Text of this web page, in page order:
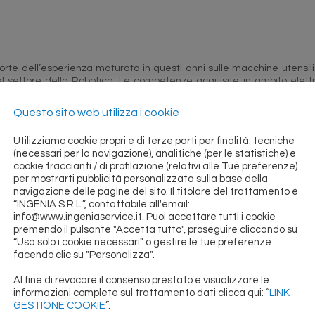
dell’esperienza maturata in questi anni sulle macchine
settore della Robotica. Le competenze acquisite in ambito
di poter realizzare Isole Robotizzate chiavi in mano
e certificazione impianto. La nostra approfondita conoscenza
efficientemente i robot con i CNC di tutti i principali
ECS, SELCA ecc.). Di non ultima importanza l’aspetto
di intervenire con tempestività e di pianificare interventi di
al servizio dei tuoi impianti robotizzati e macchine utensili.
macchine utensili per carico/scarico componenti
piegatrici, ecc)
Questo sito web utilizza i cookie
Utilizziamo cookie propri e di terze parti per finalità: tecniche
(necessari per la navigazione), analitiche (per le statistiche) e
cookie traccianti / di profilazione (relativi alle Tue preferenze)
per mostrarti pubblicità personalizzata sulla base della
navigazione delle pagine del sito. Il titolare del trattamento è
“INGENIA S.R.L.”, contattabile all'email:
info@www.ingeniaservice.it. Puoi accettare tutti i cookie
premendo il pulsante "Accetta tutto", proseguire cliccando su
“Usa solo i cookie necessari" o gestire le tue preferenze
facendo clic su "Personalizza".
Al fine di revocare il consenso prestato e visualizzare le
informazioni complete sul trattamento dati clicca qui: “LINK
GESTIONE COOKIE”.